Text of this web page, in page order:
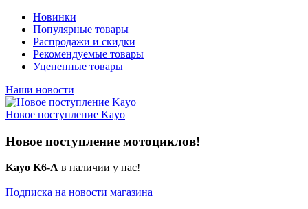
Новинки
Популярные товары
Распродажи и скидки
Рекомендуемые товары
Уцененные товары
Наши новости
Новое поступление Kayo
Новое поступление мотоциклов!
Kayo K6-A в наличии у нас!
Подписка на новости магазина